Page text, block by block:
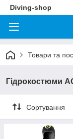
Diving-shop
Товари та
Гідрокостюми
Сортування